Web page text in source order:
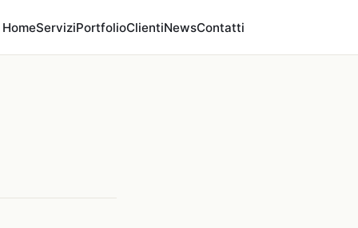
HomeServiziPortfolioClientiNewsContatti